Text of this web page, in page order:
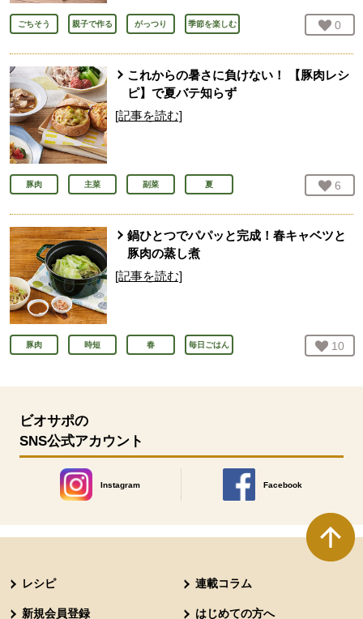
ごちそう 親子で作る がっつり 季節を楽しむ お気
0
これからの暑さに負けない！ 【豚肉レシ
ピ】で夏バテ知らず
[記事を読む]
豚肉 主菜 副菜 夏 お気
6
鍋ひとつでパパッと完成！春キャベツと
豚肉の蒸し煮
[記事を読む]
豚肉 時短 春 毎日ごはん お気
10
ビオサポの
SNS公式アカウント
Instagram
別のウィンドウで開きます。
Facebook
別のウィンドウで開きます
レシピ 連載コラム
新規会員登録 はじめての方へ